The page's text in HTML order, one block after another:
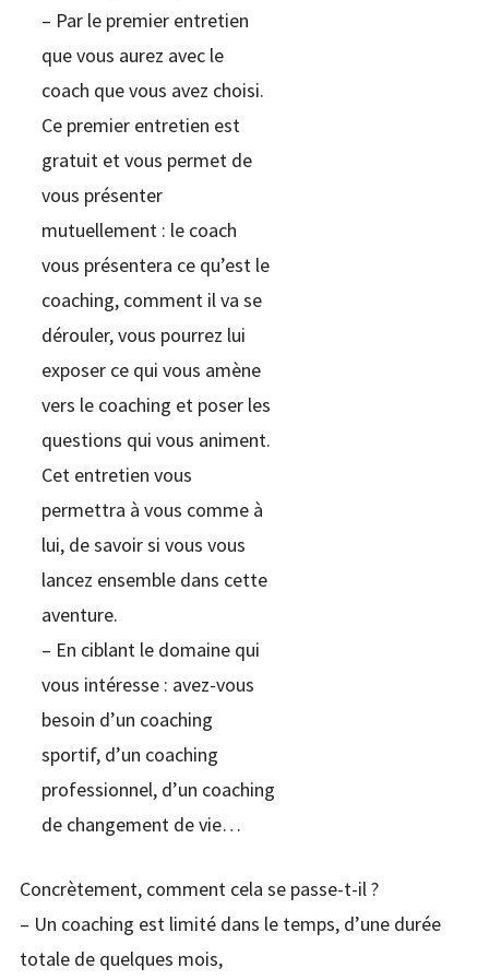
– Par le premier entretien
que vous aurez avec le
coach que vous avez choisi.
Ce premier entretien est
gratuit et vous permet de
vous présenter
mutuellement : le coach
vous présentera ce qu’est le
coaching, comment il va se
dérouler, vous pourrez lui
exposer ce qui vous amène
vers le coaching et poser les
questions qui vous animent.
Cet entretien vous
permettra à vous comme à
lui, de savoir si vous vous
lancez ensemble dans cette
aventure.
– En ciblant le domaine qui
vous intéresse : avez-vous
besoin d’un coaching
sportif, d’un coaching
professionnel, d’un coaching
de changement de vie…
Concrètement, comment cela se passe-t-il ?
– Un coaching est limité dans le temps, d’une durée
totale de quelques mois,